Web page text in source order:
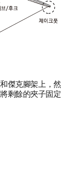
傑克腳架上，然
剩餘的夾子固定